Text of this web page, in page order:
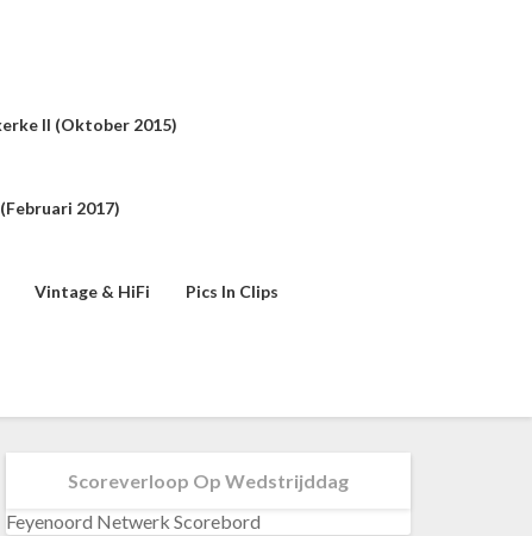
II (oktober 2015)
2017)
Vintage & HiFi Pics In Clips
Scoreverloop Op Wedstrijddag
Feyenoord Netwerk Scorebord